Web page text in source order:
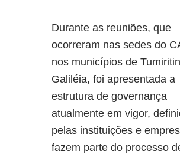
Durante as reuniões, que
ocorreram nas sedes do
nos municípios de
Galiléia, foi apresentada a
estrutura de governança
atualmente em vigor,
pelas instituições e
fazem parte do processo